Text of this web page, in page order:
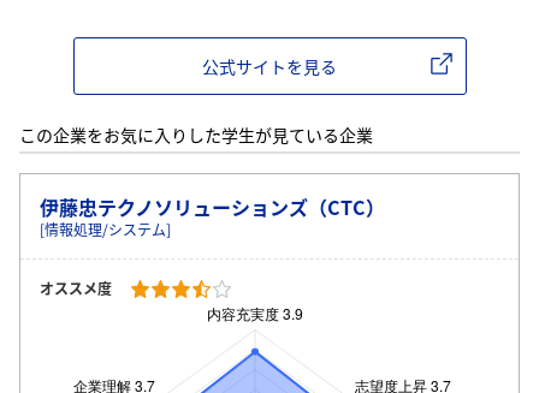
公式サイトを見る
この企業をお気に入りした学生が見ている企業
伊藤忠テクノソリューションズ（CTC）
[情報処理/システム]
オススメ度
ログイン・会員登録